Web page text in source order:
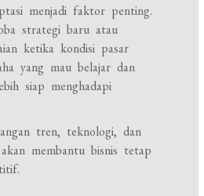
menjadi faktor penting.
strategi baru atau
ketika kondisi pasar
yang mau belajar dan
siap menghadapi
tren, teknologi, dan
membantu bisnis tetap